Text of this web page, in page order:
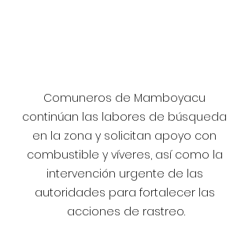
Comuneros de Mamboyacu
continúan las labores de búsqueda
en la zona y solicitan apoyo con
combustible y víveres, así como la
intervención urgente de las
autoridades para fortalecer las
acciones de rastreo.